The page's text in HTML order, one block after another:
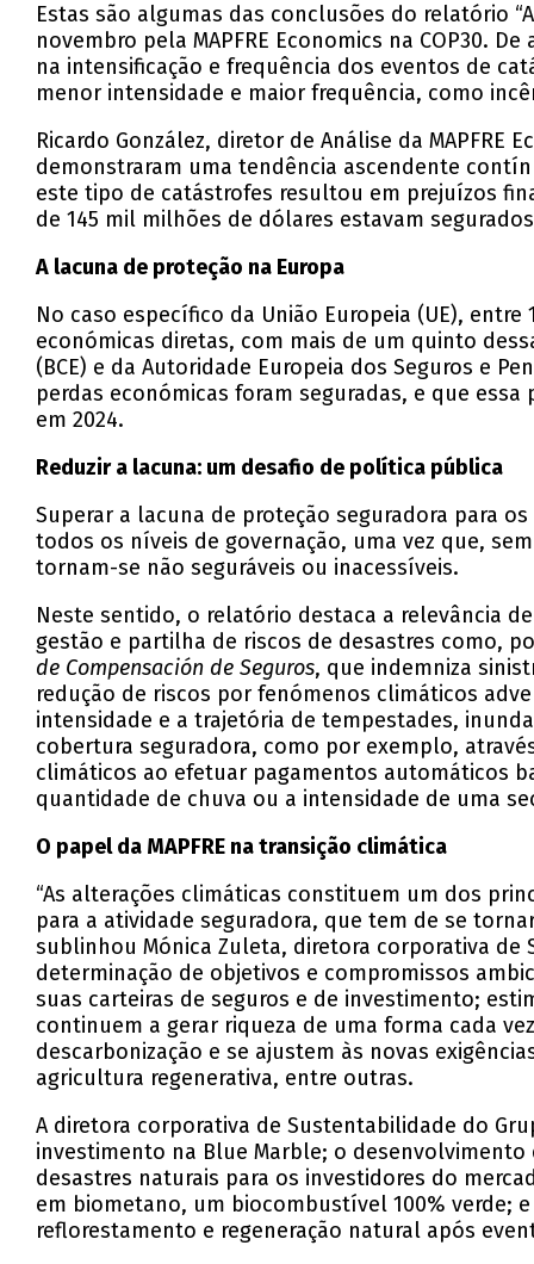
Estas são algumas das conclusões do relatório
novembro pela MAPFRE Economics na COP30.
na intensificação e frequência dos eventos de
menor intensidade e maior frequência, como
Ricardo González, diretor de Análise da
demonstraram uma tendência ascendente
este tipo de catástrofes resultou em prejuízos
de 145 mil milhões de dólares estavam
A lacuna de proteção na Europa
No caso específico da União Europeia (UE),
económicas diretas, com mais de um quinto
(BCE) e da Autoridade Europeia dos Seguros e
perdas económicas foram seguradas, e que
em 2024.
Reduzir a lacuna: um desafio de política pública
Superar a lacuna de proteção seguradora para
todos os níveis de governação, uma vez que,
tornam-se não seguráveis ou inacessíveis.
Neste sentido, o relatório destaca a relevância
gestão e partilha de riscos de desastres como,
de Compensación de Seguros, que indemniza
redução de riscos por fenómenos climáticos
intensidade e a trajetória de tempestades,
cobertura seguradora, como por exemplo,
climáticos ao efetuar pagamentos automáticos
quantidade de chuva ou a intensidade de uma
O papel da MAPFRE na transição climática
“As alterações climáticas constituem um dos
para a atividade seguradora, que tem de se
sublinhou Mónica Zuleta, diretora corporativa de
determinação de objetivos e compromissos
suas carteiras de seguros e de investimento;
continuem a gerar riqueza de uma forma cada
descarbonização e se ajustem às novas
agricultura regenerativa, entre outras.
A diretora corporativa de Sustentabilidade do
investimento na Blue Marble; o
desastres naturais para os investidores do
em biometano, um biocombustível 100% verde;
reflorestamento e regeneração natural após